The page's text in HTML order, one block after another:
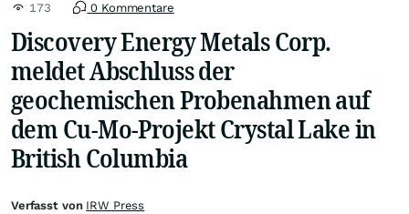
173 0 Kommentare
Discovery Energy Metals Corp.
meldet Abschluss der
geochemischen Probenahmen auf
dem Cu-Mo-Projekt Crystal Lake in
British Columbia
Verfasst von IRW Press